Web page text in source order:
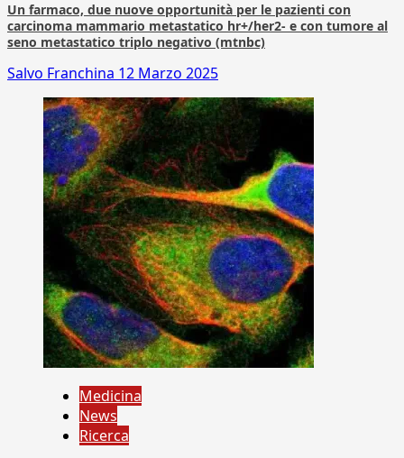
Un farmaco, due nuove opportunità per le pazienti con
carcinoma mammario metastatico hr+/her2- e con tumore al
seno metastatico triplo negativo (mtnbc)
Salvo Franchina 12 Marzo 2025
Medicina
News
Ricerca